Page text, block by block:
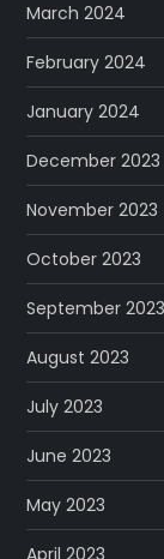
March 2024
February 2024
January 2024
December 2023
November 2023
October 2023
September 2023
August 2023
July 2023
June 2023
May 2023